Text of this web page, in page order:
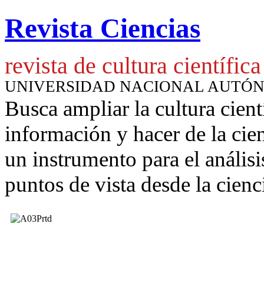
Revista Ciencias
revista de cultura científica
UNIVERSIDAD NACIONAL
Busca ampliar la cultura
información y hacer de la
un instrumento para el
puntos de vista desde la